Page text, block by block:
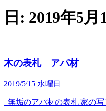
日: 2019年5月
木の表札 アパ材
2019/5/15 水曜日
無垢のアパ材の表札 家の